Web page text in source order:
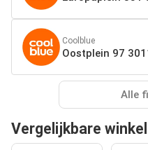
Coolblue
Oostplein 97
Alle
Vergelijkbare